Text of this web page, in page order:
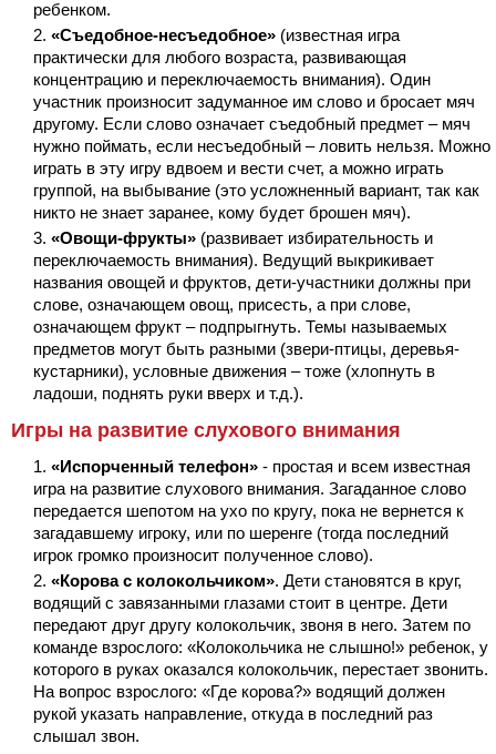
ребенком.
«Съедобное-несъедобное» (известная игра
практически для любого возраста, развивающая
концентрацию и переключаемость внимания). Один
участник произносит задуманное им слово и бросает мяч
другому. Если слово означает съедобный предмет – мяч
нужно поймать, если несъедобный – ловить нельзя. Можно
играть в эту игру вдвоем и вести счет, а можно играть
группой, на выбывание (это усложненный вариант, так как
никто не знает заранее, кому будет брошен мяч).
«Овощи-фрукты» (развивает избирательность и
переключаемость внимания). Ведущий выкрикивает
названия овощей и фруктов, дети-участники должны при
слове, означающем овощ, присесть, а при слове,
означающем фрукт – подпрыгнуть. Темы называемых
предметов могут быть разными (звери-птицы, деревья-
кустарники), условные движения – тоже (хлопнуть в
ладоши, поднять руки вверх и т.д.).
Игры на развитие слухового внимания
«Испорченный телефон» - простая и всем известная
игра на развитие слухового внимания. Загаданное слово
передается шепотом на ухо по кругу, пока не вернется к
загадавшему игроку, или по шеренге (тогда последний
игрок громко произносит полученное слово).
«Корова с колокольчиком». Дети становятся в круг,
водящий с завязанными глазами стоит в центре. Дети
передают друг другу колокольчик, звоня в него. Затем по
команде взрослого: «Колокольчика не слышно!» ребенок, у
которого в руках оказался колокольчик, перестает звонить.
На вопрос взрослого: «Где корова?» водящий должен
рукой указать направление, откуда в последний раз
слышал звон.